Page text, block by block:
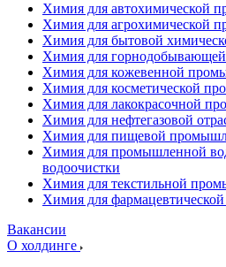
Химия для автохимической
Химия для агрохимической
Химия для бытовой
Химия для горнодобывающей
Химия для кожевенной
Химия для косметической
Химия для лакокрасочной
Химия для нефтегазовой
Химия для пищевой
Химия для промышленной
водоочистки
Химия для текстильной
Химия для
Вакансии
О холдинге